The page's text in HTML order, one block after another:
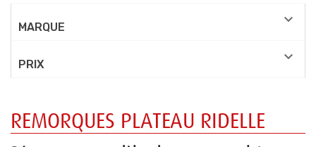
MARQUE 
PRIX 
REMORQUES PLATEAU RIDELLE